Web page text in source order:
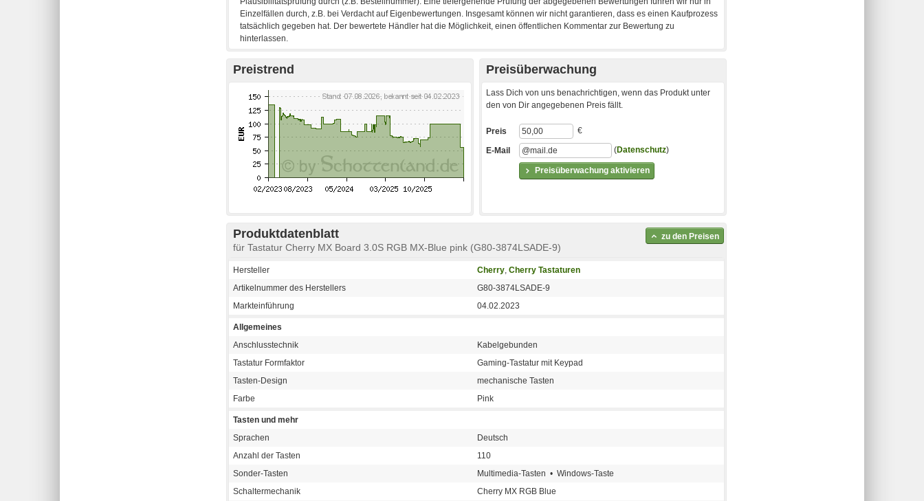
Preistrend Preisüberwachung
Lass Dich von uns benachrichtigen, wenn das Produkt unter
den von Dir angegebenen Preis fällt.
Preisüberwachung aktivieren
Preis €
E-Mail (Datenschutz)
Produktdatenblatt
für Tastatur Cherry MX Board 3.0S RGB MX-Blue pink (G80-3874LSADE-9)
zu den Preisen
Hersteller Cherry, Cherry Tastaturen
Artikelnummer des Herstellers
G80-3874LSADE-9
Markteinführung
04.02.2023
Allgemeines
Anschlusstechnik
Kabelgebunden
Tastatur Formfaktor
Gaming-Tastatur mit Keypad
Tasten-Design
mechanische Tasten
Farbe
Pink
Tasten und mehr
Sprachen
Deutsch
Anzahl der Tasten
110
Sonder-Tasten
Multimedia-Tasten • Windows-Taste
Schaltermechanik
Cherry MX RGB Blue